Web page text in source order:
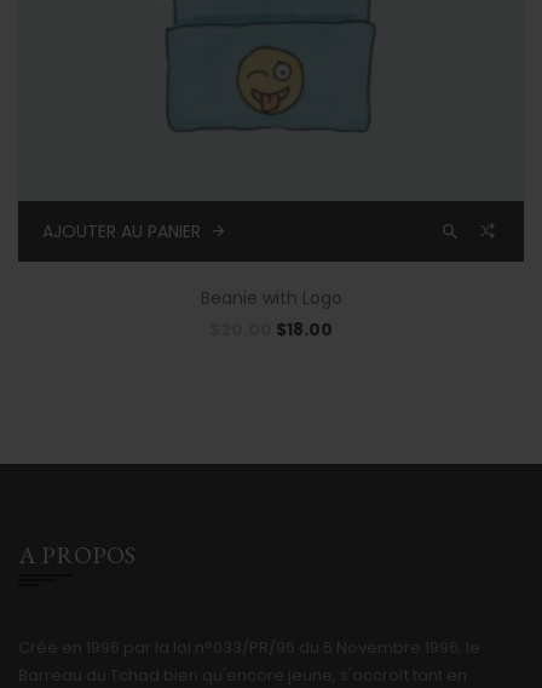
AJOUTER AU PANIER
Beanie with Logo
$18.00
A PROPOS
Crée en 1996 par la loi n°033/PR/96 du 5 Novembre 1996, le
Barreau du Tchad bien qu'encore jeune, s'accroît tant en